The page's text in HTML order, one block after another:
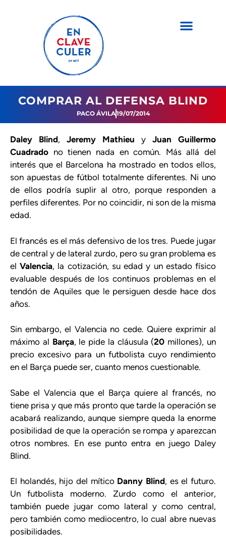
COMPRAR AL DEFENSA BLIND
PACO ÁVILA19/07/2014
Daley Blind, Jeremy Mathieu y Juan Guillermo
Cuadrado no tienen nada en común. Más allá del
interés que el Barcelona ha mostrado en todos ellos,
son apuestas de fútbol totalmente diferentes. Ni uno
de ellos podría suplir al otro, porque responden a
perfiles diferentes. Por no coincidir, ni son de la misma
edad.
El francés es el más defensivo de los tres. Puede jugar
de central y de lateral zurdo, pero su gran problema es
elValencia, la cotización, su edad y un estado físico
evaluable después de los continuos problemas en el
tendón de Aquiles que le persiguen desde hace dos
años.
Sin embargo, el Valencia no cede. Quiere exprimir al
máximo al Barça, le pide la cláusula (20 millones), un
precio excesivo para un futbolista cuyo rendimiento
en el Barça puede ser, cuanto menos cuestionable.
Sabe el Valencia que el Barça quiere al francés, no
tiene prisa y que más pronto que tarde la operación se
acabará realizando, aunque siempre queda la enorme
posibilidad de que la operación se rompa y aparezcan
otros nombres. En ese punto entra en juego Daley
Blind.
El holandés, hijo del mítico Danny Blind, es el futuro.
Un futbolista moderno. Zurdo como el anterior,
también puede jugar como lateral y como central,
pero también como mediocentro, lo cual abre nuevas
posibilidades.